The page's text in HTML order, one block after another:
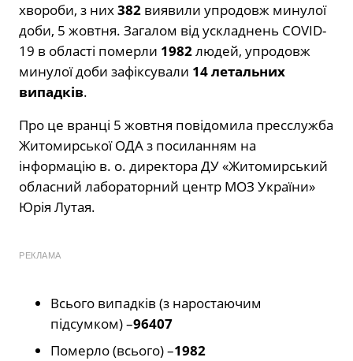
хвороби, з них382 виявили упродовж минулої
доби, 5 жовтня. Загалом від ускладнень СOVID-
19 в області померли 1982людей, упродовж
минулої доби зафіксували 14летальних
випадків.
Про це вранці 5 жовтня повідомила пресслужба
Житомирської ОДА з посиланням на
інформацію в. о. директора ДУ «Житомирський
обласний лабораторний центр МОЗ України»
Юрія Лутая.
РЕКЛАМА
Всього випадків (з наростаючим
підсумком) –96407
Померло (всього) –1982